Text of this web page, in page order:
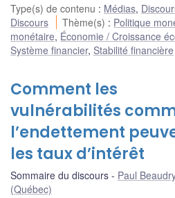
Type(s) de contenu : Médias,
Discours
Thème(s) : Politique
monétaire, Économie / Croissance
Système financier, Stabilité financière
Comment les
vulnérabilités
l’endettement
les taux d’intérêt
Sommaire du discours Paul
(Québec)